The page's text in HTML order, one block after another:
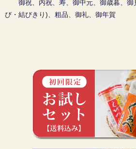
御祝、内祝、寿、御中元、御歳暮、御
び・結びきり)、粗品、御礼、御年賀